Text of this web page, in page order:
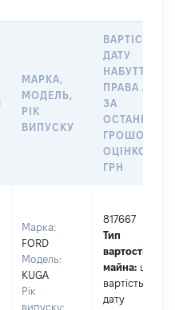
МАРКА,
МОДЕЛЬ,
РІК
ВИПУСКУ
ВАРТІСТЬ НА
ДАТУ
НАБУТТЯ
ПРАВА АБО
ЗА
ГРОШОВОЮ
ОЦІНКОЮ,
ГРН
Марка:
FORD
Модель:
KUGA
Рік
випуску:
817667
Тип
вартості
майна: це
вартість на
дату